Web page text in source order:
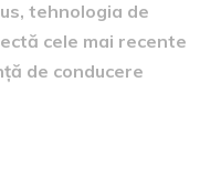
tehnologia de
cele mai recente
de conducere